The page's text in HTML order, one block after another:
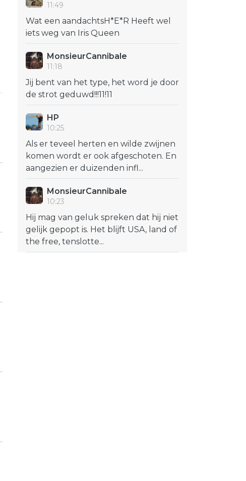
11:49
Wat een aandachtsH*E*R Heeft wel
iets weg van Iris Queen
MonsieurCannibale
11:18
Jij bent van het type, het word je door
de strot geduwd!!!11!11
HP
10:25
Als er teveel herten en wilde zwijnen
komen wordt er ook afgeschoten. En
aangezien er duizenden infl...
MonsieurCannibale
10:23
Hij mag van geluk spreken dat hij niet
gelijk gepopt is. Het blijft USA, land of
the free, tenslotte...